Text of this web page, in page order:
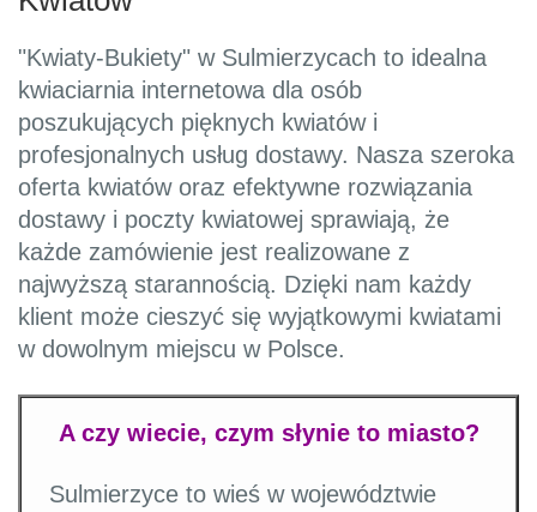
"Kwiaty-Bukiety" w Sulmierzycach to idealna
kwiaciarnia internetowa dla osób
poszukujących pięknych kwiatów i
profesjonalnych usług dostawy. Nasza szeroka
oferta kwiatów oraz efektywne rozwiązania
dostawy i poczty kwiatowej sprawiają, że
każde zamówienie jest realizowane z
najwyższą starannością. Dzięki nam każdy
klient może cieszyć się wyjątkowymi kwiatami
w dowolnym miejscu w Polsce.
A czy wiecie, czym słynie to miasto?
Sulmierzyce to wieś w województwie